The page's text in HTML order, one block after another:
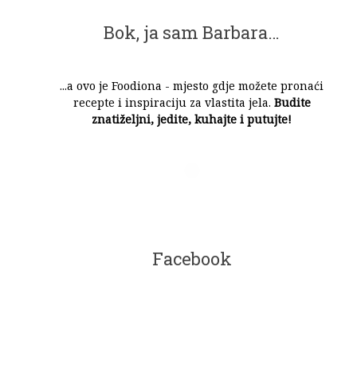
Bok, ja sam Barbara…
...a ovo je Foodiona - mjesto gdje možete pronaći
recepte i inspiraciju za vlastita jela. Budite
znatiželjni, jedite, kuhajte i putujte!
Facebook